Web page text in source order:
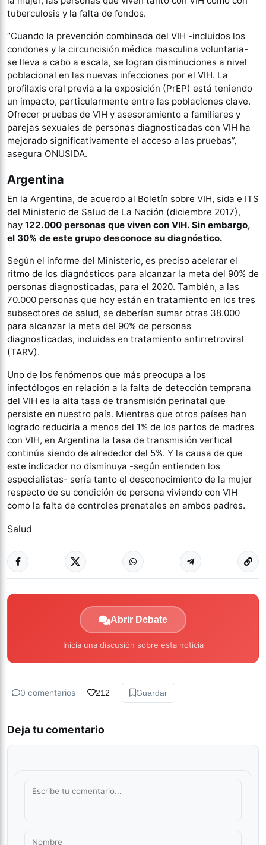
tuberculosis y la falta de fondos.
“Cuando la prevención combinada del VIH -incluidos los
condones y la circuncisión médica masculina voluntaria-
se lleva a cabo a escala, se logran disminuciones a nivel
poblacional en las nuevas infecciones por el VIH. La
profilaxis oral previa a la exposición (PrEP) está teniendo
un impacto, particularmente entre las poblaciones clave.
Ofrecer pruebas de VIH y asesoramiento a familiares y
parejas sexuales de personas diagnosticadas con VIH ha
mejorado significativamente el acceso a las pruebas”,
asegura ONUSIDA.
Argentina
En la Argentina, de acuerdo al Boletín sobre VIH, sida e ITS
del Ministerio de Salud de La Nación (diciembre 2017),
hay 122.000 personas que viven con VIH. Sin embargo,
el 30% de este grupo desconoce su diagnóstico.
Según el informe del Ministerio, es preciso acelerar el
ritmo de los diagnósticos para alcanzar la meta del 90% de
personas diagnosticadas, para el 2020. También, a las
70.000 personas que hoy están en tratamiento en los tres
subsectores de salud, se deberían sumar otras 38.000
para alcanzar la meta del 90% de personas
diagnosticadas, incluidas en tratamiento antirretroviral
(TARV).
Uno de los fenómenos que más preocupa a los
infectólogos en relación a la falta de detección temprana
del VIH es la alta tasa de transmisión perinatal que
persiste en nuestro país. Mientras que otros países han
logrado reducirla a menos del 1% de los partos de madres
con VIH, en Argentina la tasa de transmisión vertical
continúa siendo de alrededor del 5%. Y la causa de que
este indicador no disminuya -según entienden los
especialistas- sería tanto el desconocimiento de la mujer
respecto de su condición de persona viviendo con VIH
como la falta de controles prenatales en ambos padres.
Salud
Abrir Debate
Inicia una discusión sobre esta noticia
0 comentarios 212 Guardar
Deja tu comentario